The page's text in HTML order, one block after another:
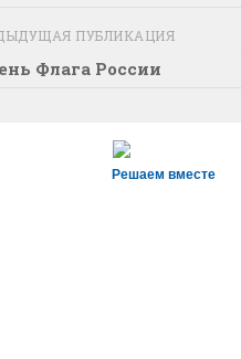
ПУБЛИКАЦИЯ
Флага России
Решаем вместе